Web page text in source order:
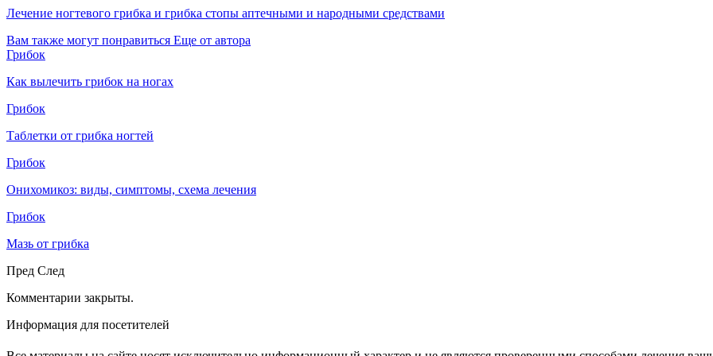
Лечение ногтевого грибка и грибка стопы аптечными и народными средствами
Вам также могут понравиться Еще от автора
Грибок
Как вылечить грибок на ногах
Грибок
Таблетки от грибка ногтей
Грибок
Онихомикоз: виды, симптомы, схема лечения
Грибок
Мазь от грибка
Пред След
Комментарии закрыты.
Информация для посетителей